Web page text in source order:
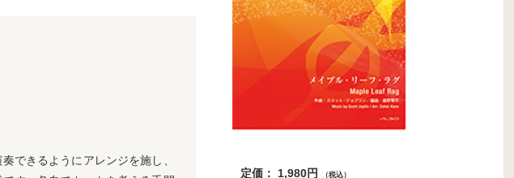
できるようにアレンジを施し、
定価： 1,980円 （税込）